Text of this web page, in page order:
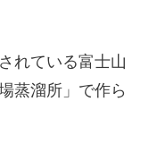
れている富士山
蒸溜所」で作ら